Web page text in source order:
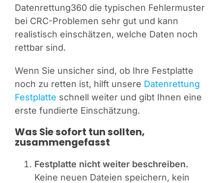
Datenrettung360 die typischen Fehlermuster
bei CRC-Problemen sehr gut und kann
realistisch einschätzen, welche Daten noch
rettbar sind.
Wenn Sie unsicher sind, ob Ihre Festplatte
noch zu retten ist, hilft unsere Datenrettung
Festplatte schnell weiter und gibt Ihnen eine
erste fundierte Einschätzung.
Was Sie sofort tun sollten,
zusammengefasst
Festplatte nicht weiter beschreiben.
Keine neuen Dateien speichern, kein